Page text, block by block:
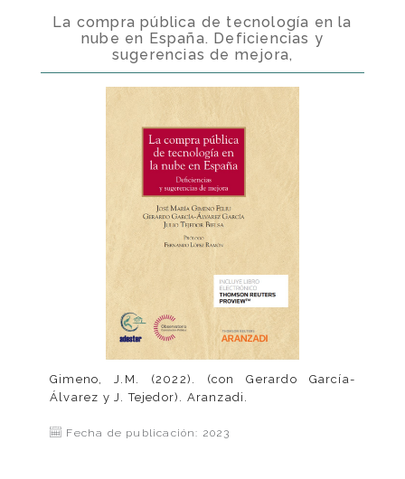
La compra pública de tecnología en la
nube en España. Deficiencias y
sugerencias de mejora,
Gimeno, J.M. (2022). (con Gerardo García-
Álvarez y J. Tejedor). Aranzadi.
Fecha de publicación: 2023